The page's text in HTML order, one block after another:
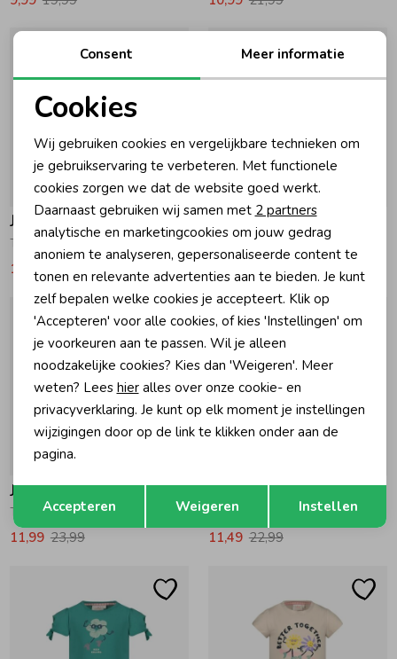
-50% korting
Jubel
T-shirt AOP - Lazy Lagoon 180 Fuchsia
10,99
-50% korting
Jubel
9,99 19,99
Jubel
T-shirt AOP - Salsa Sunset 360 Zalm
11,99 23,99
Jubel
11,49 22,99
Noodzakelijke cookies
Personalisatie cookies
Analytische cookies
Marketing cookies
Opslaan
Consent Meer informatie
Cookies
Wij gebruiken cookies en vergelijkbare technieken om
je gebruikservaring te verbeteren. Met functionele
cookies zorgen we dat de website goed werkt.
Daarnaast gebruiken wij samen met 2 partners
analytische en marketingcookies om jouw gedrag
anoniem te analyseren, gepersonaliseerde content te
tonen en relevante advertenties aan te bieden. Je kunt
zelf bepalen welke cookies je accepteert. Klik op
'Accepteren' voor alle cookies, of kies 'Instellingen' om
je voorkeuren aan te passen. Wil je alleen
noodzakelijke cookies? Kies dan 'Weigeren'. Meer
weten? Lees hieralles over onze cookie- en
privacyverklaring. Je kunt op elk moment je instellingen
wijzigingen door op de link te klikken onder aan de
pagina.
Accepteren Weigeren Instellen